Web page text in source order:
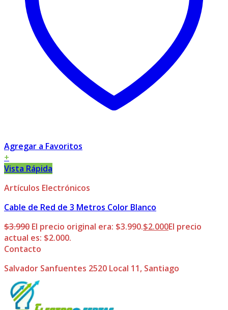
Agregar a Favoritos
+
Vista Rápida
Artículos Electrónicos
Cable de Red de 3 Metros Color Blanco
$3.990 El precio original era: $3.990.$2.000El precio
actual es: $2.000.
Contacto
Salvador Sanfuentes 2520 Local 11, Santiago